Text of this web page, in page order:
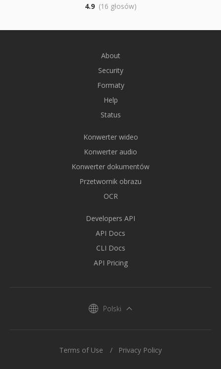
4.9 (16 głosów)
About
Security
Formaty
Help
Status
Konwerter wideo
Konwerter audio
Konwerter dokumentów
Przetwornik obrazu
OCR
Developers API
API Docs
CLI Docs
API Pricing
Polski
Terms of Use Privacy Policy